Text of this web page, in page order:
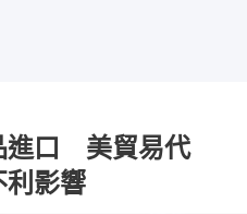
進口 美貿易代
利影響